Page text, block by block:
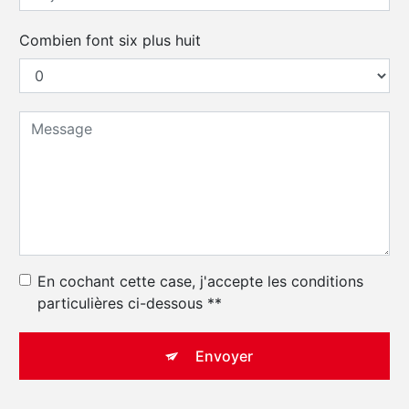
Combien font six plus huit
En cochant cette case, j'accepte les conditions
particulières ci-dessous **
Envoyer